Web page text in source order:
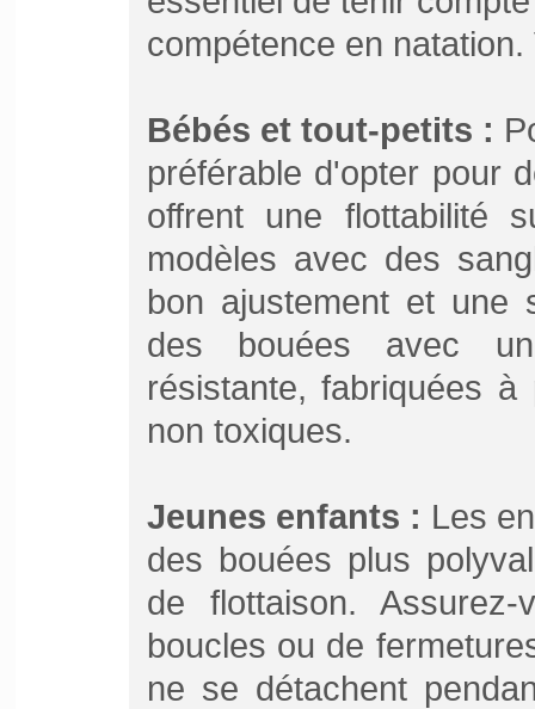
compétence en
Bébés et tout-petits :
préférable d'opter pour
offrent une flottabilité
modèles avec des
bon ajustement et une
des bouées avec
résistante, fabriquées
non toxiques.
Jeunes enfants : Les
des bouées plus
de flottaison.
boucles ou de
ne se détachent